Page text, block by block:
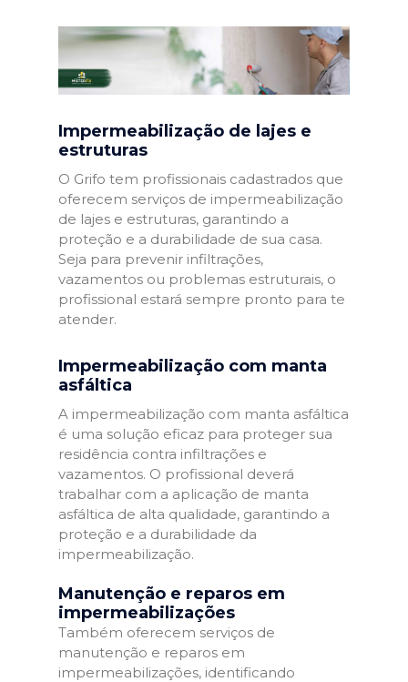
Impermeabilização de lajes e
estruturas
O Grifo tem profissionais cadastrados que
oferecem serviços de impermeabilização
de lajes e estruturas, garantindo a
proteção e a durabilidade de sua casa.
Seja para prevenir infiltrações,
vazamentos ou problemas estruturais, o
profissional estará sempre pronto para te
atender.
Impermeabilização com manta
asfáltica
A impermeabilização com manta asfáltica
é uma solução eficaz para proteger sua
residência contra infiltrações e
vazamentos. O profissional deverá
trabalhar com a aplicação de manta
asfáltica de alta qualidade, garantindo a
proteção e a durabilidade da
impermeabilização.
Manutenção e reparos em
impermeabilizações
Também oferecem serviços de
manutenção e reparos em
impermeabilizações, identificando